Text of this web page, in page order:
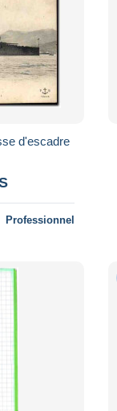
d'escadre
Professionnel